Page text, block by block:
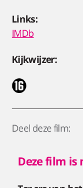
Links:
IMDb
Kijkwijzer:
Deel deze film:
Deze film is